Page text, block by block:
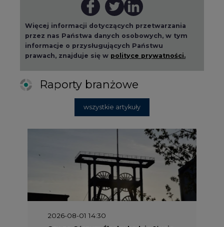
informacje o przysługujących Państwu
prawach, znajduje się w polityce prywatności.
Raporty branżowe
2026-08-01 14:30
Czy na Górnym Śląsku będzie "życie
po węglu"? (raport)